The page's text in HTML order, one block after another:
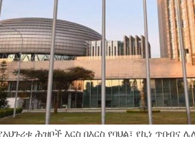
ሕዝቦች እርስ በእርስ የባህል፣ የኪነ